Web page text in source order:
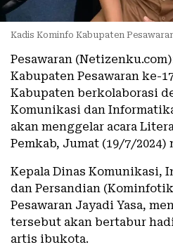
Kadis Kominfo Kabupaten
Pesawaran
Kabupaten Pesawaran ke-
Kabupaten berkolaborasi
Komunikasi dan
akan menggelar acara
Pemkab, Jumat (19/7/2024)
Kepala Dinas Komunikasi,
dan Persandian
Pesawaran Jayadi Yasa,
tersebut akan bertabur
artis ibukota.